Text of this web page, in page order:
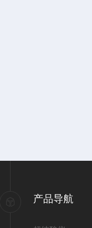
产品导航